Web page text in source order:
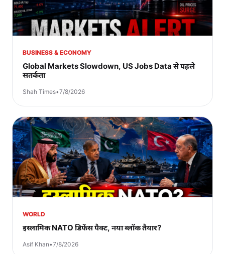
BUSINESS & ECONOMY
Global Markets Slowdown, US Jobs Data से पहले
सतर्कता
Shah Times•7/8/2026
WORLD
इस्लामिक NATO डिफेंस पैक्ट, नया ब्लॉक तैयार?
Asif Khan•7/8/2026